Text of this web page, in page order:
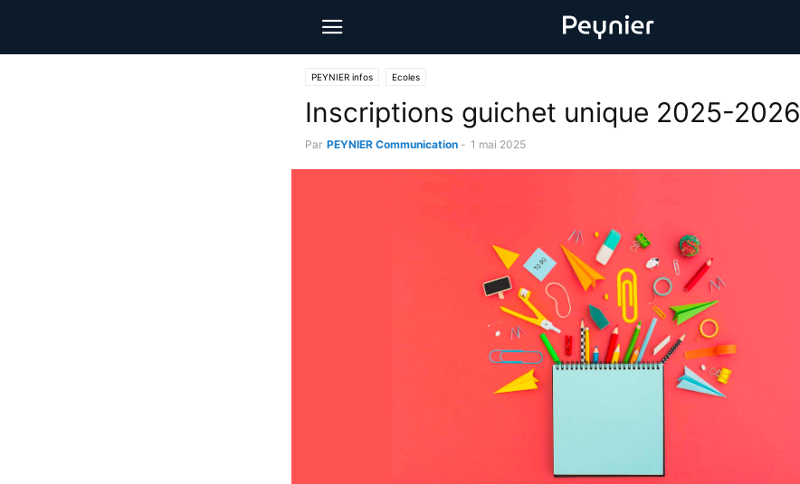
PEYNIER infos Ecoles
Inscriptions guichet unique 2025-2026
Par PEYNIER Communication - 1 mai 2025